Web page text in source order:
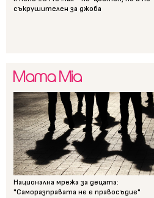
съкрушителен за джоба
Национална мрежа за децата:
"Саморазправата не е правосъдие"